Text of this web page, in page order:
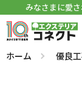
みなさまに愛
ホーム 優良